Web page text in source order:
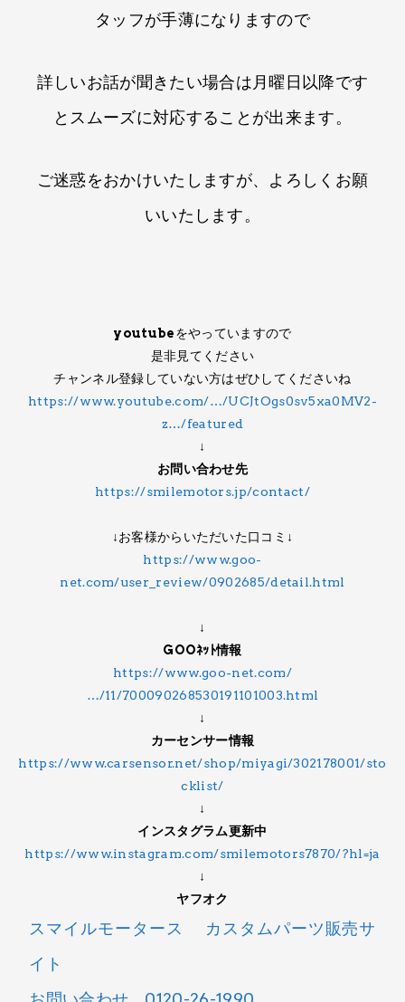
タッフが手薄になりますので​
詳しいお話が聞きたい場合は月曜日以降です
とスムーズに対応することが​出来ます。​
ご迷惑をおかけいたしますが​、​よろしくお願
いいたします。​
youtubeをやっていますので​
是非見てください
チャンネル登録していない方は​ぜひしてくださいね
https://www.youtube.com/…/UCJtOgs0sv5xa0MV2-
z…/featured
↓
お問い合わせ先
https://smilemotors.jp/contact/
↓お客様から​いただいた口コミ↓
https://www.goo-
net.com/user_review/0902685/detail.html
↓
GOOﾈｯﾄ情報
https://www.goo-net.com/
…/11/700090268530191101003.html
↓
カーセンサー情報
https://www.carsensor.net/shop/miyagi/302178001/sto
cklist/
↓
インスタグラム更新中
https://www.instagram.com/smilemotors7870/?hl=ja
↓
ヤフオク
スマイルモータース カスタムパーツ販売サ
イト